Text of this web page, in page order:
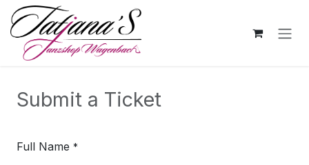
Zum Inhalt springen
Submit a Ticket
Full Name *